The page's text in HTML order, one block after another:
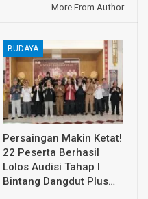
More From Author
BUDAYA
Persaingan Makin Ketat!
22 Peserta Berhasil
Lolos Audisi Tahap I
Bintang Dangdut Plus…